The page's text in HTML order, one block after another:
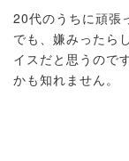
20代のうちに頑張
でも、嫌みったら
イスだと思うので
かも知れません。